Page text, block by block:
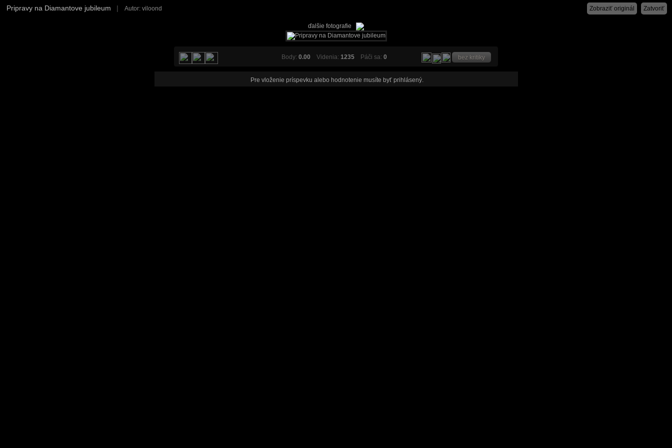
Pripravy na Diamantove jubileum | Autor: viloond Zatvoriť
Zobraziť originál
ďalšie fotografie
Body: 0.00 Videnia: 1235 Páči sa: 0 bez kritiky
Pre vloženie príspevku alebo hodnotenie musíte byť prihlásený.